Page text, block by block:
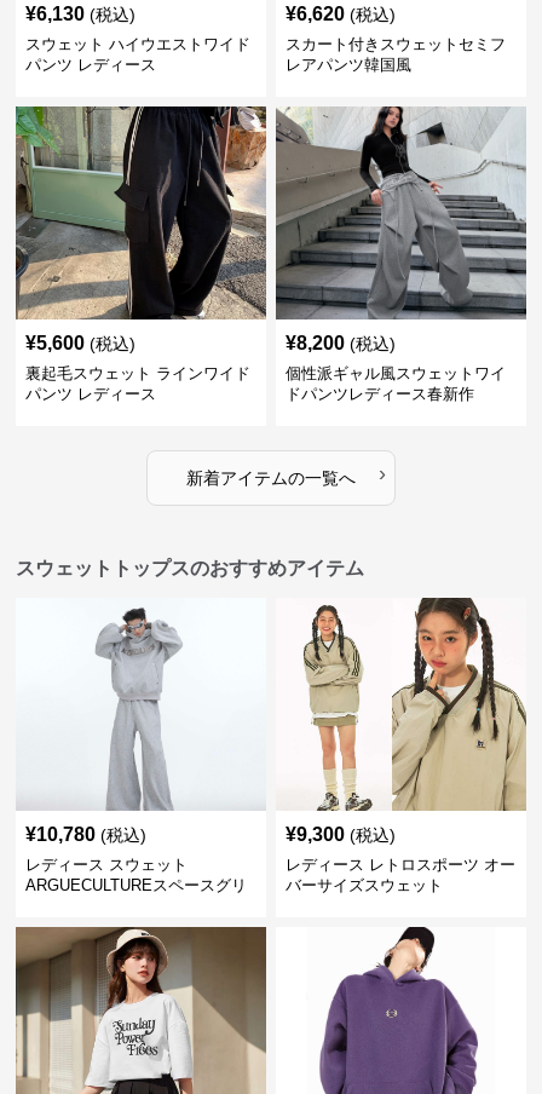
¥6,130 (税込)
スウェット ハイウエストワイド
パンツ レディース
¥6,620 (税込)
スカート付きスウェットセミフ
レアパンツ韓国風
¥5,600 (税込)
裏起毛スウェット ラインワイド
パンツ レディース
¥8,200 (税込)
個性派ギャル風スウェットワイ
ドパンツレディース春新作
新着アイテムの一覧へ ›
スウェットトップスのおすすめアイテム
¥10,780 (税込)
レディース スウェット
ARGUECULTUREスペースグリ
¥9,300 (税込)
レディース レトロスポーツ オー
バーサイズスウェット